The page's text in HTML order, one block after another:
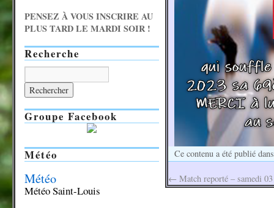
Ce contenu a été publié
← Match reporté – samedi
PENSEZ À VOUS INSCRIRE AU
PLUS TARD LE MARDI SOIR !
Recherche
Groupe Facebook
Météo
Météo
Météo Saint-Louis